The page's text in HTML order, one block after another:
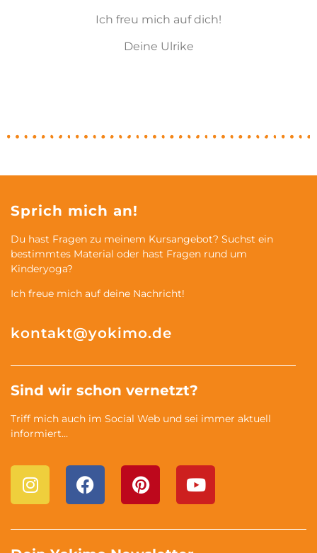
Ich freu mich auf dich!
Deine Ulrike
Sprich mich an!
Du hast Fragen zu meinem Kursangebot? Suchst ein
bestimmtes Material oder hast Fragen rund um
Kinderyoga?
Ich freue mich auf deine Nachricht!
kontakt@yokimo.de
Sind wir schon vernetzt?
Triff mich auch im Social Web und sei immer aktuell
informiert…